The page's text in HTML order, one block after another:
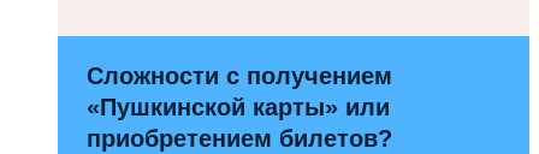
Сложности с получением
«Пушкинской карты» или
приобретением билетов?